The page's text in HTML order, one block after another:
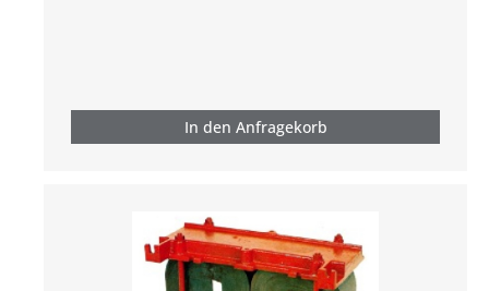
In den Anfragekorb